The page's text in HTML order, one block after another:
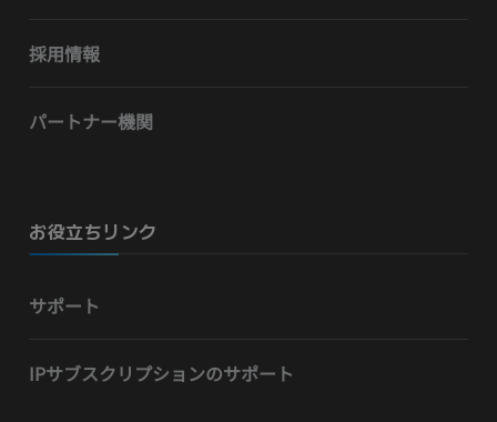
採用情報
パートナー機関
お役立ちリンク
サポート
IPサブスクリプションのサポート